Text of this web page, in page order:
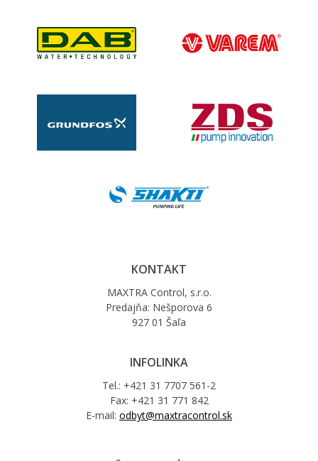
KONTAKT
MAXTRA Control, s.r.o.
Predajňa: Nešporova 6
927 01 Šaľa
INFOLINKA
Tel.: +421 31 7707 561-2
Fax: +421 31 771 842
E-mail: odbyt@maxtracontrol.sk